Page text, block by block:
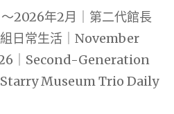
2026年2月｜第二代館長
日常生活｜November
｜Second-Generation
Museum Trio Daily